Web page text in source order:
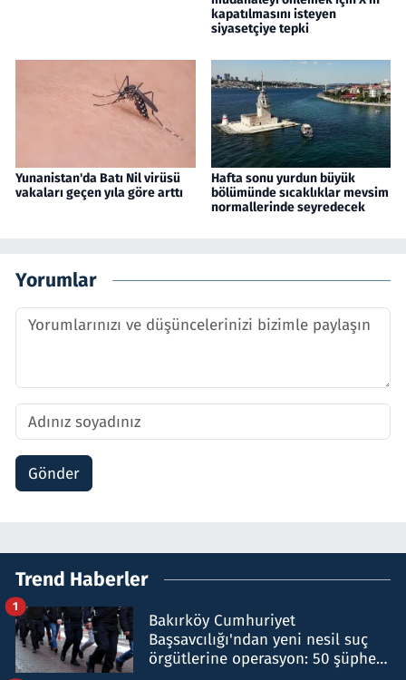
kapatılmasını isteyen
siyasetçiye tepki
Yunanistan'da Batı Nil virüsü
vakaları geçen yıla göre arttı
Hafta sonu yurdun büyük
bölümünde sıcaklıklar mevsim
normallerinde seyredecek
Yorumlar
Gönder
Trend Haberler
Bakırköy Cumhuriyet
Başsavcılığı'ndan yeni nesil suç
örgütlerine operasyon: 50 şüpheli
1